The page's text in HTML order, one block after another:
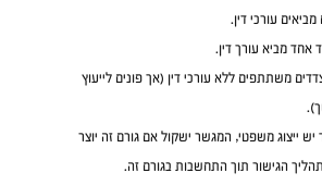
עורכי דין.
מביא עורך דין.
משתתפים ללא עורכי דין (אך פונים לייעוץ
ייצוג משפטי, המגשר ישקול אם גורם זה יוצר
תהליך הגישור תוך התחשבות בגורם זה.